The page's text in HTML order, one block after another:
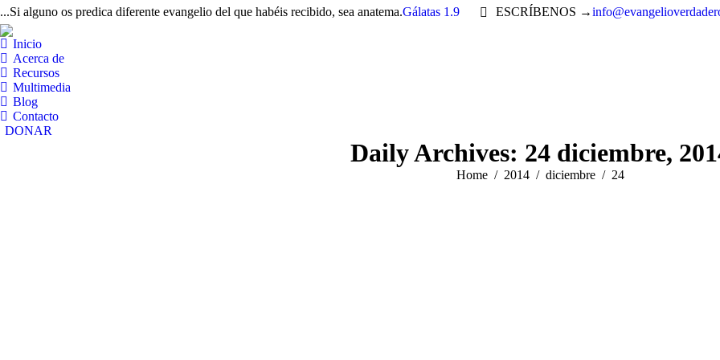
...Si alguno os predica diferente evangelio del que habéis recibido, sea anatema.Gálatas 1.9 ESCRÍBENOS →
Inicio
Acerca de
Recursos
Multimedia
Blog
Contacto
DONAR
Daily Archives: 24 diciembre,
You are here:
Home 2014 diciembre 24